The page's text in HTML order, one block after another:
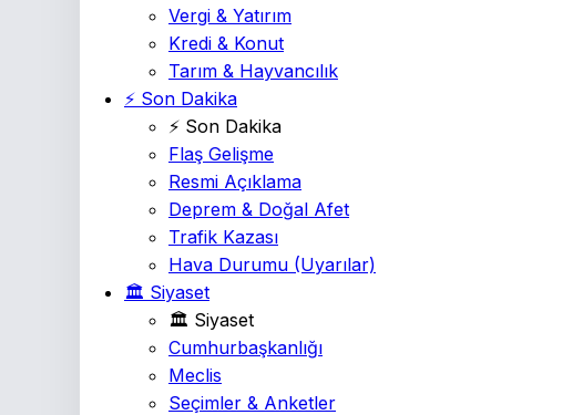
Vergi & Yatırım
Kredi & Konut
Tarım & Hayvancılık
⚡ Son Dakika
⚡ Son Dakika
Flaş Gelişme
Resmi Açıklama
Deprem & Doğal Afet
Trafik Kazası
Hava Durumu (Uyarılar)
🏛️ Siyaset
🏛️ Siyaset
Cumhurbaşkanlığı
Meclis
Seçimler & Anketler